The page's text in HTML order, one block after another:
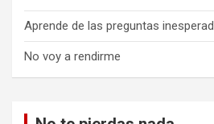
Aprende de las preguntas
No voy a rendirme